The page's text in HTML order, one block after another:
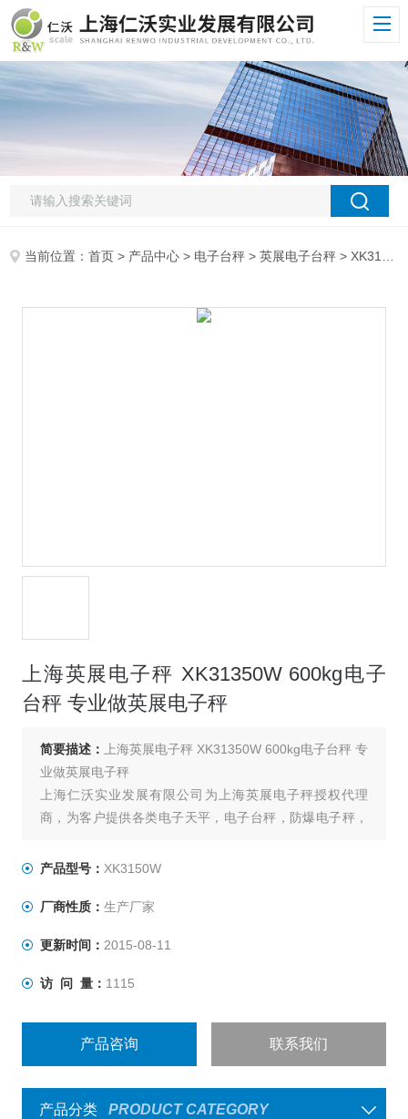
当前位置：首页 > 产品中心 > 电子台秤 >英展电子台秤 > XK3150W上海英展电子秤 XK31350W 600kg电子台秤 专业做英展电子秤
上海英展电子秤 XK31350W 600kg电子
台秤 专业做英展电子秤
简要描述： 上海英展电子秤 XK31350W 600kg电子台秤 专
业做英展电子秤
上海仁沃实业发展有限公司为上海英展电子秤授权代理
商，为客户提供各类电子天平，电子台秤，防爆电子秤，
海，嘉兴，昆山，杭州，苏州，南京，合肥，重庆，北
称心如意。
产品型号： XK3150W
厂商性质： 生产厂家
更新时间： 2015-08-11
访 问 量： 1115
产品咨询 联系我们
产品分类 PRODUCT CATEGORY